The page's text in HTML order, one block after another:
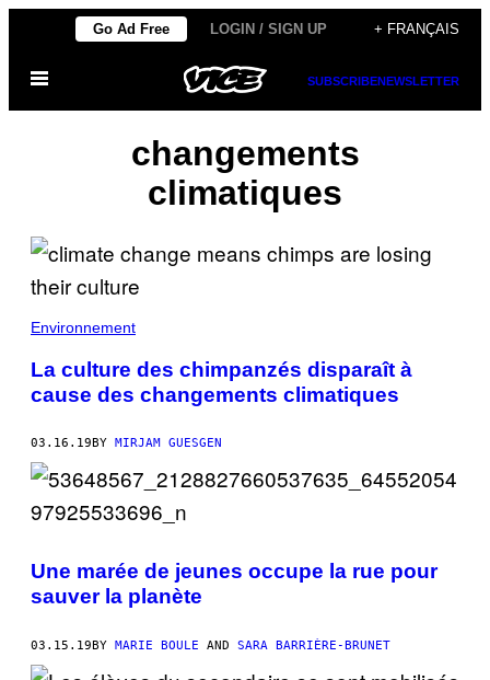
content
Go Ad Free LOGIN / SIGN UP + FRANÇAIS
Open
SUBSCRIBENEWSLETTER
changements
climatiques
Environnement
La culture des chimpanzés disparaît à
cause des changements climatiques
03.16.19 BY MIRJAM GUESGEN
Une marée de jeunes occupe la rue pour
sauver la planète
03.15.19BY MARIE BOULE AND SARA BARRIÈRE-BRUNET